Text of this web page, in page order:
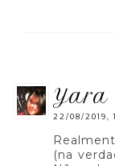
yara
22/08/2019,
(na